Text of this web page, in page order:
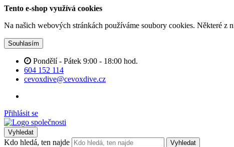
Tento e-shop využívá cookies
Na našich webových stránkách používáme soubory cookies. Některé z
Souhlasím
Pondělí - Pátek 9:00 - 18:00 hod.
604 152 114
cevoxdive@cevoxdive.cz
Přihlásit se
Vyhledat
Kdo hledá, ten najde Vyhledat